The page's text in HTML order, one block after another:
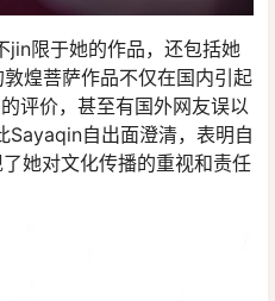
限于她的作品，还包括她
煌菩萨作品不仅在国内引起
评价，甚至有国外网友误以
Sayaqin自出面澄清，表明自
她对文化传播的重视和责任